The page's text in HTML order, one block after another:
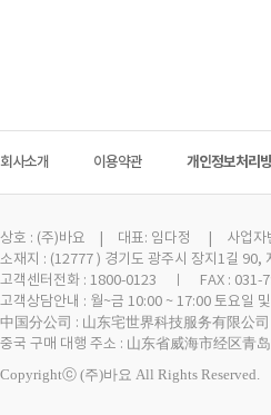
회사소개 이용약관 개인정보처리
상호 : (주)바요 | 대표: 임다정 | 사업자번
소재지 : (12777 ) 경기도 광주시 장지1길 90,
고객센터전화 : 1800-0123 ㅣ FAX :
고객상담안내 : 월~금 10:00 ~ 17:00 토요
中国分公司 : 山东宅世界科技服务有限公
중국 구매 대행 주소 : 山东省威海市经区
Copyrightⓒ (주)바요 All Rights Reserved.